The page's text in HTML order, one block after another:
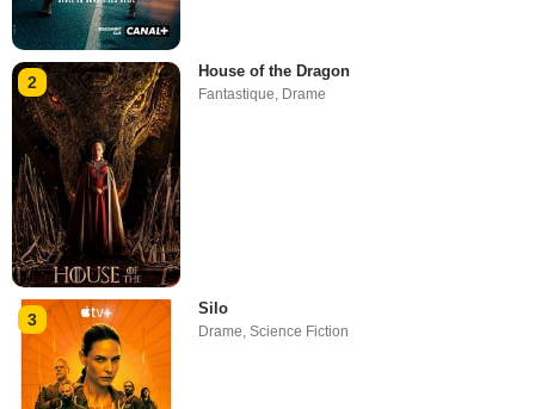
2
House of the Dragon
Fantastique, Drame
3
Silo
Drame ,Science Fiction